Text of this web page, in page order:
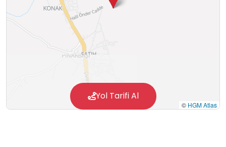
© HGM Atlas
Yol Tarifi Al